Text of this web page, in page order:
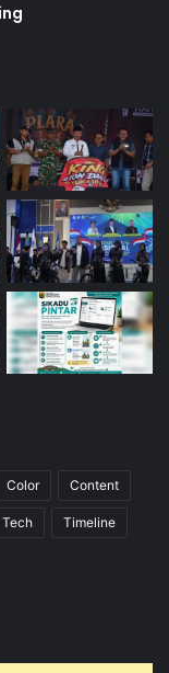
Color Content
Tech Timeline